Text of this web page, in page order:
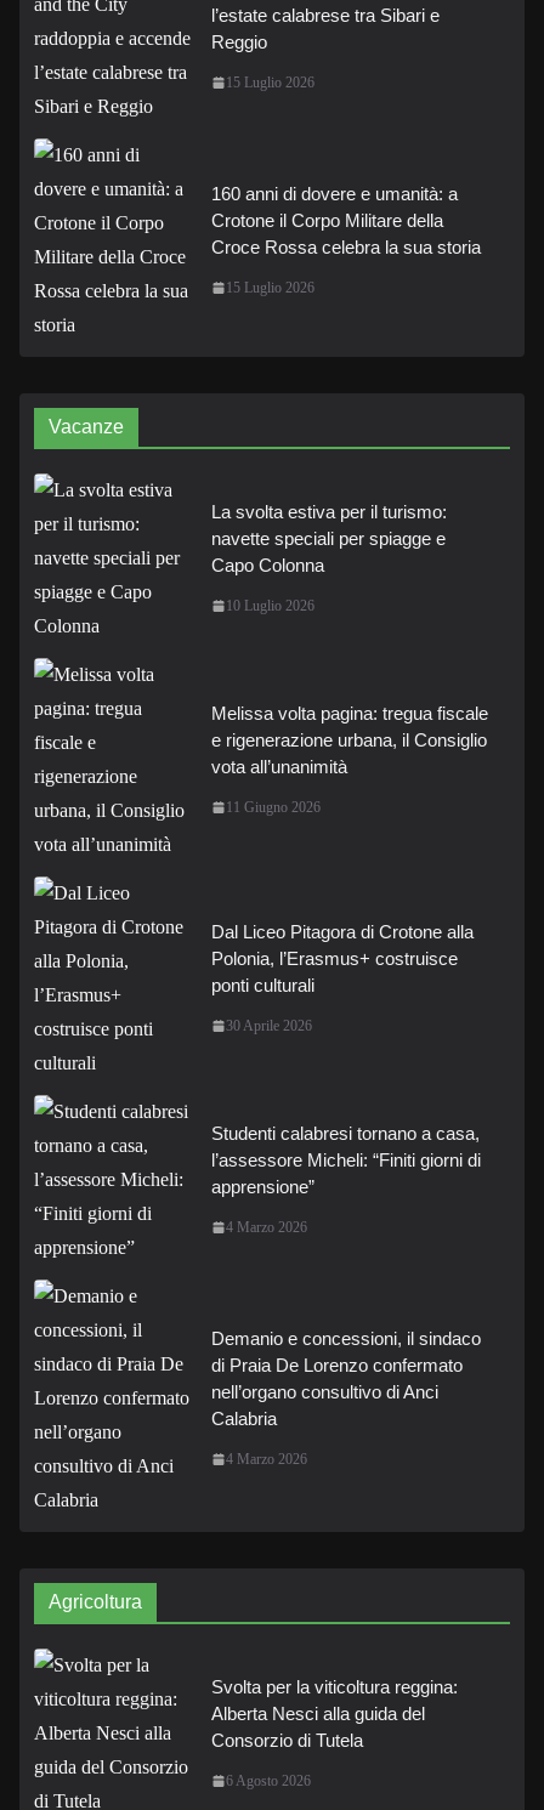
l’estate calabrese tra Sibari e
Reggio
15 Luglio 2026
160 anni di dovere e umanità: a
Crotone il Corpo Militare della
Croce Rossa celebra la sua storia
15 Luglio 2026
Vacanze
La svolta estiva per il turismo:
navette speciali per spiagge e
Capo Colonna
10 Luglio 2026
Melissa volta pagina: tregua fiscale
e rigenerazione urbana, il Consiglio
vota all’unanimità
11 Giugno 2026
Dal Liceo Pitagora di Crotone alla
Polonia, l’Erasmus+ costruisce
ponti culturali
30 Aprile 2026
Studenti calabresi tornano a casa,
l’assessore Micheli: “Finiti giorni di
apprensione”
4 Marzo 2026
Demanio e concessioni, il sindaco
di Praia De Lorenzo confermato
nell’organo consultivo di Anci
Calabria
4 Marzo 2026
Agricoltura
Svolta per la viticoltura reggina:
Alberta Nesci alla guida del
Consorzio di Tutela
6 Agosto 2026